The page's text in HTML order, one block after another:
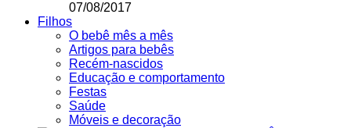
07/08/2017
Filhos
O bebê mês a mês
Artigos para bebês
Recém-nascidos
Educação e comportamento
Festas
Saúde
Móveis e decoração